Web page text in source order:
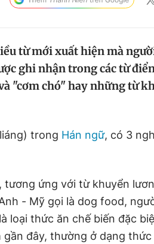
từ mới xuất hiện mà
ghi nhận trong các từ
"cơm chó" hay những từ
trong Hán ngữ, có 3
tương ứng với từ khuyển
- Mỹ gọi là dog food,
loại thức ăn chế biến đặc
đây, thường ở dạng thức